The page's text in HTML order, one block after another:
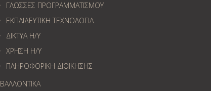
ΓΛΩΣΣΕΣ ΠΡΟΓΡΑΜΜΑΤΙΣΜΟΥ
ΕΚΠΑΙΔΕΥΤΙΚΗ ΤΕΧΝΟΛΟΓΙΑ
ΔΙΚΤΥΑ Η/Υ
ΧΡΗΣΗ Η/Υ
ΠΛΗΡΟΦΟΡΙΚΗ ΔΙΟΙΚΗΣΗΣ